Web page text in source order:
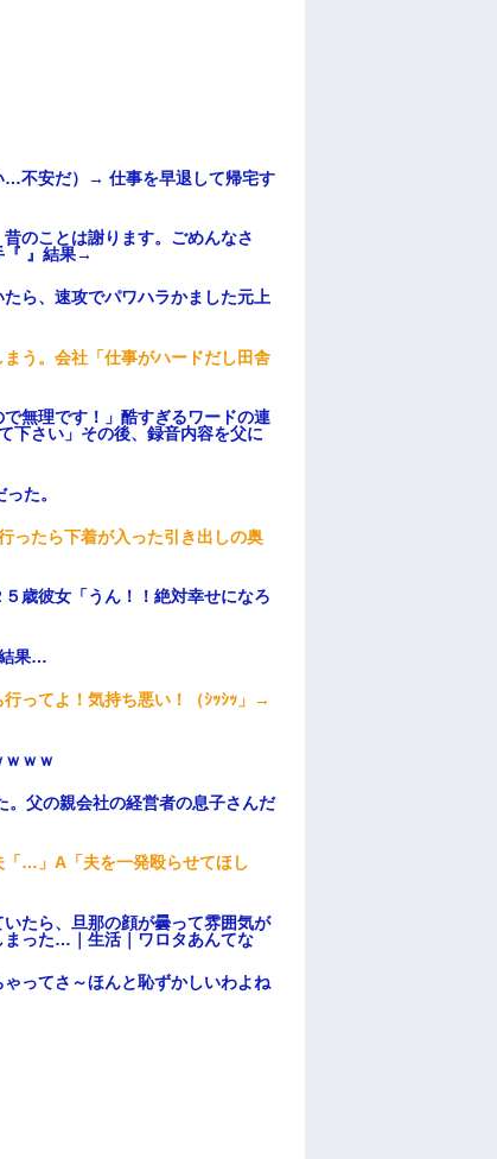
…不安だ）→ 仕事を早退して帰宅す
のことは謝ります。ごめんなさ
『 』結果→
ら、速攻でパワハラかました元上
う。会社「仕事がハードだし田舎
無理です！」酷すぎるワードの連
下さい」その後、録音内容を父に
た。
ったら下着が入った引き出しの奥
歳彼女「うん！！絶対幸せになろ
果…
ってよ！気持ち悪い！（ｼｯｼｯ」→
ｗｗ
。父の親会社の経営者の息子さんだ
「…」A「夫を一発殴らせてほし
たら、旦那の顔が曇って雰囲気が
まった…｜生活｜ワロタあんてな
ってさ～ほんと恥ずかしいわよね